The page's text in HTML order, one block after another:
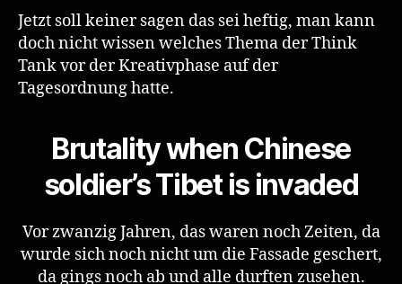
Jetzt soll keiner sagen das sei heftig, man kann
doch nicht wissen welches Thema der Think
Tank vor der Kreativphase auf der
Tagesordnung hatte.
Brutality when Chinese
soldier’s Tibet is invaded
Vor zwanzig Jahren, das waren noch Zeiten, da
wurde sich noch nicht um die Fassade geschert,
da gings noch ab und alle durften zusehen.